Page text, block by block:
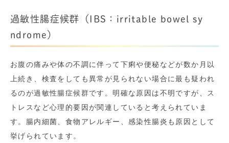
過敏性腸症候群（IBS：irritable bowel sy
ndrome）
お腹の痛みや体の不調に伴って下痢や便秘などが数か月以
上続き、検査をしても異常が見られない場合に最も疑われ
るのが過敏性腸症候群です。明確な原因は不明ですが、ス
トレスなど心理的要因が関連していると考えられていま
す。腸内細菌、食物アレルギー、感染性腸炎も原因として
挙げられています。